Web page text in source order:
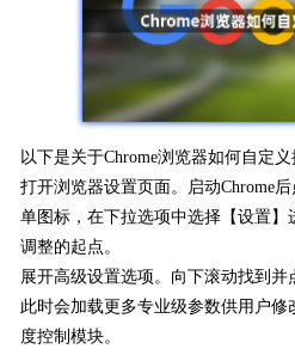
以下是关于Chrome浏览器如何自定
打开浏览器设置页面。启动Chrome
单图标，在下拉选项中选择【设置
调整的起点。
展开高级设置选项。向下滚动找到并
此时会加载更多专业级参数供用户
度控制模块。